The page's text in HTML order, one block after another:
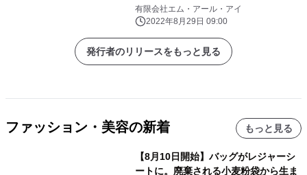
有限会社エム・アール・アイ
2022年8月29日 09:00
発行者のリリースをもっと見る
ファッション・美容の新着 もっと見る
【8月10日開始】バッグがレジャーシ
ートに。廃棄される小麦粉袋から生ま